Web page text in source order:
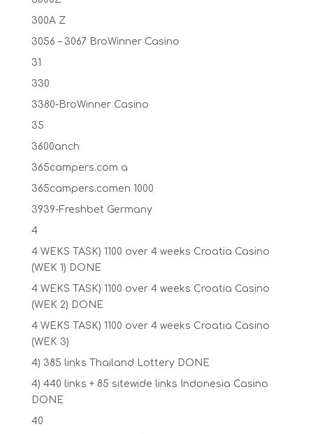
300A Z
3056 – 3067 BroWinner Casino
31
330
3380-BroWinner Casino
35
3600anch
365campers.com a
365campers.comen 1000
3939-Freshbet Germany
4
4 WEKS TASK) 1100 over 4 weeks Croatia Casino
(WEK 1) DONE
4 WEKS TASK) 1100 over 4 weeks Croatia Casino
(WEK 2) DONE
4 WEKS TASK) 1100 over 4 weeks Croatia Casino
(WEK 3)
4) 385 links Thailand Lottery DONE
4) 440 links + 85 sitewide links Indonesia Casino
DONE
40